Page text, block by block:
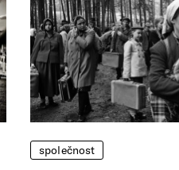
společnost